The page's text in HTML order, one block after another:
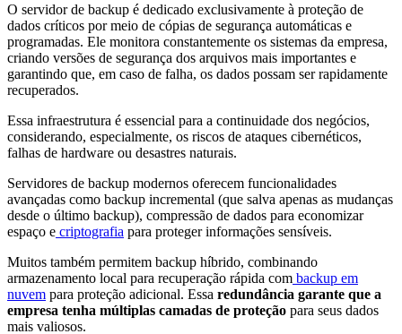
O servidor de backup é dedicado exclusivamente à proteção de
dados críticos por meio de cópias de segurança automáticas e
programadas. Ele monitora constantemente os sistemas da empresa,
criando versões de segurança dos arquivos mais importantes e
garantindo que, em caso de falha, os dados possam ser rapidamente
recuperados.
Essa infraestrutura é essencial para a continuidade dos negócios,
considerando, especialmente, os riscos de ataques cibernéticos,
falhas de hardware ou desastres naturais.
Servidores de backup modernos oferecem funcionalidades
avançadas como backup incremental (que salva apenas as mudanças
desde o último backup), compressão de dados para economizar
espaço e criptografia para proteger informações sensíveis.
Muitos também permitem backup híbrido, combinando
armazenamento local para recuperação rápida com backup em
nuvem para proteção adicional. Essa redundância garante que a
empresa tenha múltiplas camadas de proteção para seus dados
mais valiosos.